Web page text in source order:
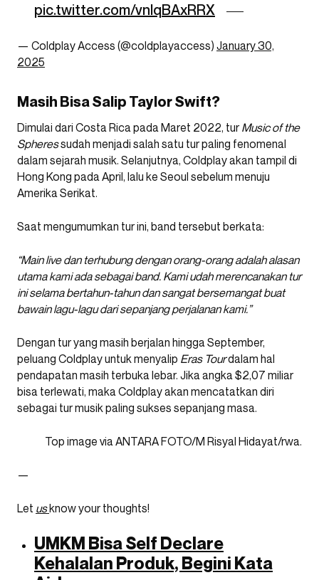
pic.twitter.com/vnIqBAxRRX
— Coldplay Access (@coldplayaccess) January 30,
2025
Masih Bisa Salip Taylor Swift?
Dimulai dari Costa Rica pada Maret 2022, tur Music of the
Spheressudah menjadi salah satu tur paling fenomenal
dalam sejarah musik. Selanjutnya, Coldplay akan tampil di
Hong Kong pada April, lalu ke Seoul sebelum menuju
Amerika Serikat.
Saat mengumumkan tur ini, band tersebut berkata:
“Main live dan terhubung dengan orang-orang adalah alasan
utama kami ada sebagai band. Kami udah merencanakan tur
ini selama bertahun-tahun dan sangat bersemangat buat
bawain lagu-lagu dari sepanjang perjalanan kami.”
Dengan tur yang masih berjalan hingga September,
peluang Coldplay untuk menyalip Eras Tourdalam hal
pendapatan masih terbuka lebar. Jika angka $2,07 miliar
bisa terlewati, maka Coldplay akan mencatatkan diri
sebagai tur musik paling sukses sepanjang masa.
Top image via ANTARA FOTO/M Risyal Hidayat/rwa.
—
Let usknow your thoughts!
UMKM Bisa Self Declare
Kehalalan Produk, Begini Kata